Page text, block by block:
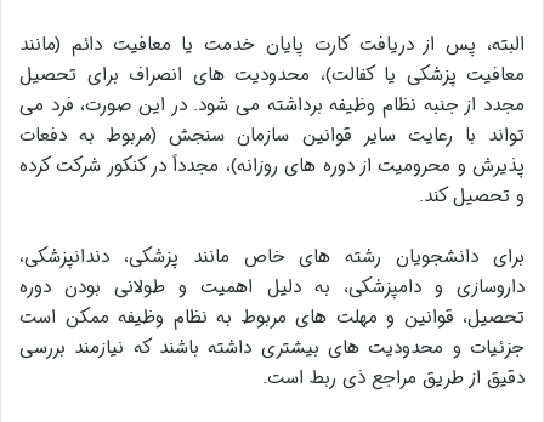
البته، پس از دریافت کارت پایان خدمت یا معافیت دائم (مانند
معافیت پزشکی یا کفالت)، محدودیت های انصراف برای تحصیل
مجدد از جنبه نظام وظیفه برداشته می شود. در این صورت، فرد می
تواند با رعایت سایر قوانین سازمان سنجش (مربوط به دفعات
پذیرش و محرومیت از دوره های روزانه)، مجدداً در کنکور شرکت کرده
و تحصیل کند.
برای دانشجویان رشته های خاص مانند پزشکی، دندانپزشکی،
داروسازی و دامپزشکی، به دلیل اهمیت و طولانی بودن دوره
تحصیل، قوانین و مهلت های مربوط به نظام وظیفه ممکن است
جزئیات و محدودیت های بیشتری داشته باشند که نیازمند بررسی
دقیق از طریق مراجع ذی ربط است.